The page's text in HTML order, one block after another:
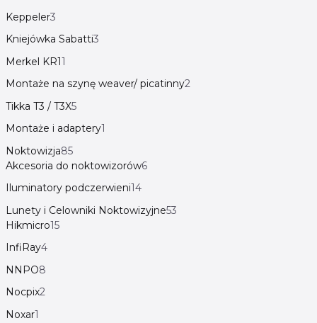
Keppeler3
Kniejówka Sabatti3
Merkel KR11
Montaże na szynę weaver/ picatinny2
Tikka T3 / T3X5
Montaże i adaptery1
Noktowizja85
Akcesoria do noktowizorów6
Iluminatory podczerwieni14
Lunety i Celowniki Noktowizyjne53
Hikmicro15
InfiRay4
NNPO8
Nocpix2
Noxar1